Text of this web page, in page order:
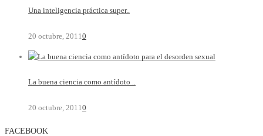
Una inteligencia práctica super..
20 octubre, 2011 0
La buena ciencia como antídoto ..
20 octubre, 2011 0
FACEBOOK